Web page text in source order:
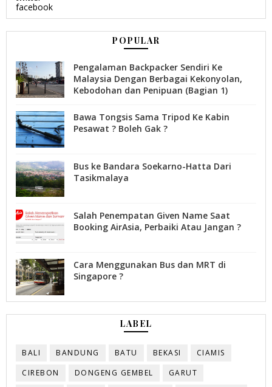
facebook
POPULAR
Pengalaman Backpacker Sendiri Ke
Malaysia Dengan Berbagai Kekonyolan,
Kebodohan dan Penipuan (Bagian 1)
Bawa Tongsis Sama Tripod Ke Kabin
Pesawat ? Boleh Gak ?
Bus ke Bandara Soekarno-Hatta Dari
Tasikmalaya
Salah Penempatan Given Name Saat
Booking AirAsia, Perbaiki Atau Jangan ?
Cara Menggunakan Bus dan MRT di
Singapore ?
LABEL
BALI BANDUNG BATU BEKASI
CIAMIS
CIREBON
DONGENG GEMBEL
GARUT